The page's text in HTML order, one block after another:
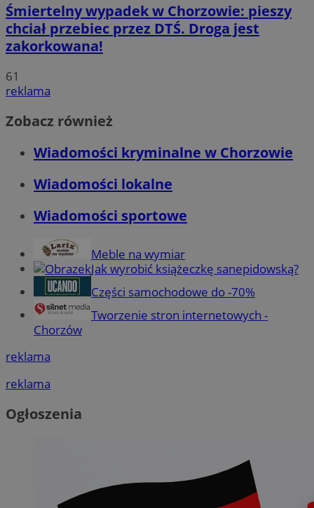
Śmiertelny wypadek w Chorzowie: pieszy
chciał przebiec przez DTŚ. Droga jest
zakorkowana!
61
reklama
Zobacz również
Wiadomości kryminalne w Chorzowie
Wiadomości lokalne
Wiadomości sportowe
Meble na wymiar
Jak wyrobić książeczkę sanepidowską?
Części samochodowe do -70%
Tworzenie stron internetowych -
Chorzów
reklama
reklama
Ogłoszenia